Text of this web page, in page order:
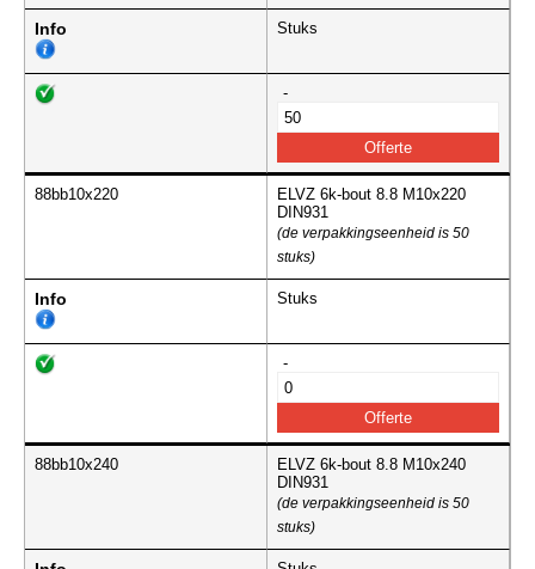
Info Stuks
-
88bb10x220
ELVZ 6k-bout 8.8 M10x220
DIN931
(de verpakkingseenheid is 50
stuks)
Info Stuks
-
88bb10x240
ELVZ 6k-bout 8.8 M10x240
DIN931
(de verpakkingseenheid is 50
stuks)